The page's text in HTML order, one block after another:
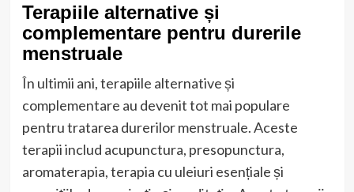
Terapiile alternative și
complementare pentru durerile
menstruale
În ultimii ani, terapiile alternative și
complementare au devenit tot mai populare
pentru tratarea durerilor menstruale. Aceste
terapii includ acupunctura, presopunctura,
aromaterapia, terapia cu uleiuri esențiale și